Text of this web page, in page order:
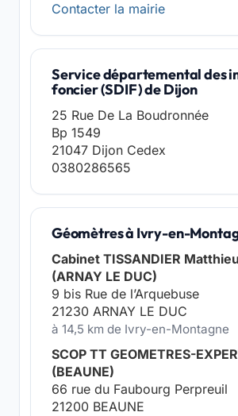
Contacter la mairie
Service départemental des
foncier (SDIF) de Dijon
25 Rue De La Boudronnée
Bp 1549
21047 Dijon Cedex
0380286565
Géomètres à Ivry-en-
Cabinet TISSANDIER
(ARNAY LE DUC)
9 bis Rue de l’Arquebuse
21230 ARNAY LE DUC
à 14,5 km de Ivry-en-Montagne
SCOP TT GEOMETRES-
(BEAUNE)
66 rue du Faubourg Perpreuil
21200 BEAUNE